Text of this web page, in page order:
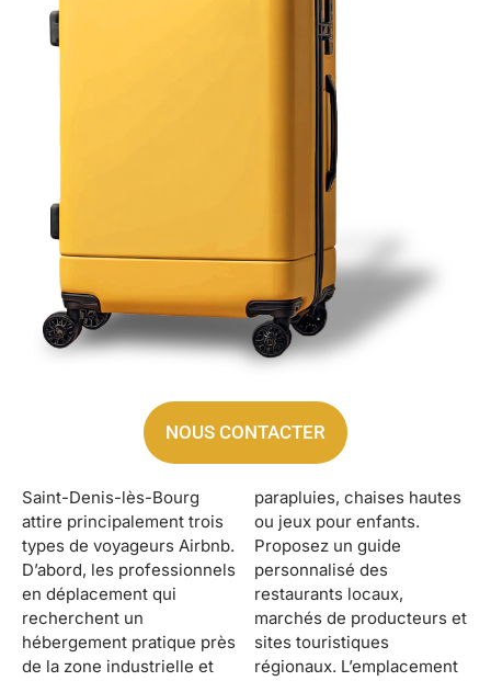
NOUS CONTACTER
Saint-Denis-lès-Bourg
attire principalement trois
types de voyageurs Airbnb.
D’abord, les professionnels
en déplacement qui
recherchent un
hébergement pratique près
de la zone industrielle et
parapluies, chaises hautes
ou jeux pour enfants.
Proposez un guide
personnalisé des
restaurants locaux,
marchés de producteurs et
sites touristiques
régionaux. L’emplacement